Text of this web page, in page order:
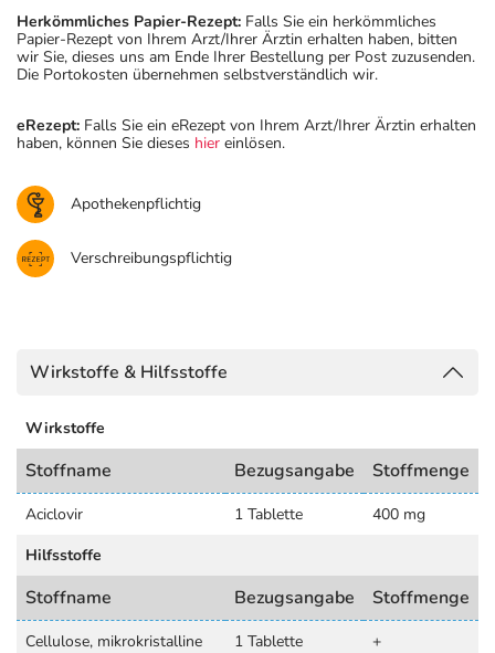
Herkömmliches Papier-Rezept: Falls Sie ein herkömmliches
Papier-Rezept von Ihrem Arzt/Ihrer Ärztin erhalten haben, bitten
wir Sie, dieses uns am Ende Ihrer Bestellung per Post zuzusenden.
Die Portokosten übernehmen selbstverständlich wir.
eRezept: Falls Sie ein eRezept von Ihrem Arzt/Ihrer Ärztin erhalten
haben, können Sie dieses hier einlösen.
Apothekenpflichtig
Verschreibungspflichtig
Wirkstoffe & Hilfsstoffe
Wirkstoffe
Stoffname Bezugsangabe Stoffmenge
Aciclovir 1 Tablette
400 mg
Hilfsstoffe
Stoffname Bezugsangabe Stoffmenge
Cellulose, mikrokristalline 1 Tablette
+